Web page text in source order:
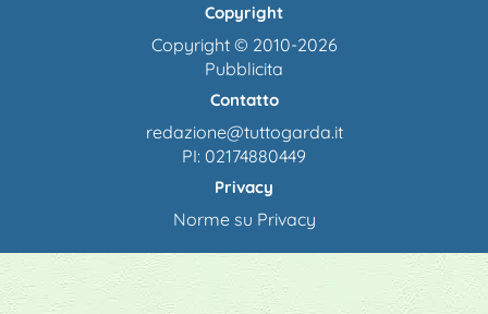
Copyright
Copyright © 2010-2026
Pubblicita
Contatto
redazione@tuttogarda.it
PI: 02174880449
Privacy
Norme su Privacy